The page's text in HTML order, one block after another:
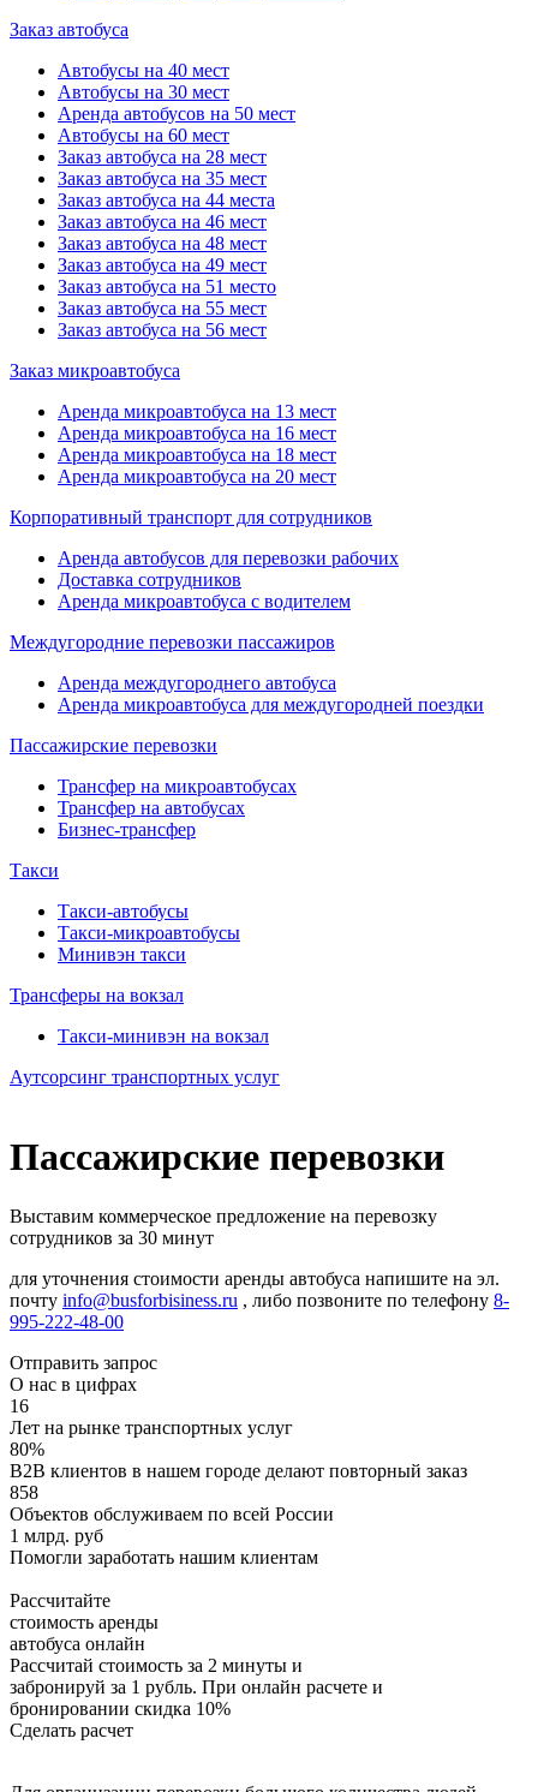
Заказ автобуса
Автобусы на 40 мест
Автобусы на 30 мест
Аренда автобусов на 50 мест
Автобусы на 60 мест
Заказ автобуса на 28 мест
Заказ автобуса на 35 мест
Заказ автобуса на 44 места
Заказ автобуса на 46 мест
Заказ автобуса на 48 мест
Заказ автобуса на 49 мест
Заказ автобуса на 51 место
Заказ автобуса на 55 мест
Заказ автобуса на 56 мест
Заказ микроавтобуса
Аренда микроавтобуса на 13 мест
Аренда микроавтобуса на 16 мест
Аренда микроавтобуса на 18 мест
Аренда микроавтобуса на 20 мест
Корпоративный транспорт для сотрудников
Аренда автобусов для перевозки рабочих
Доставка сотрудников
Аренда микроавтобуса с водителем
Междугородние перевозки пассажиров
Аренда междугороднего автобуса
Аренда микроавтобуса для междугородней поездки
Пассажирские перевозки
Трансфер на микроавтобусах
Трансфер на автобусах
Бизнес-трансфер
Такси
Такси-автобусы
Такси-микроавтобусы
Минивэн такси
Трансферы на вокзал
Такси-минивэн на вокзал
Аутсорсинг транспортных услуг
Пассажирские перевозки
Выставим коммерческое предложение на перевозку
сотрудников за 30 минут
для уточнения стоимости аренды автобуса напишите на эл.
почту info@busforbisiness.ru , либо позвоните по телефону 8-
995-222-48-00
Отправить запрос
О нас в цифрах
16
Лет на рынке транспортных услуг
80%
B2B клиентов в нашем городе делают повторный заказ
858
Объектов обслуживаем по всей России
1 млрд. руб
Помогли заработать нашим клиентам
Рассчитайте
стоимость аренды
автобуса онлайн
Рассчитай стоимость за 2 минуты и
забронируй за 1 рубль. При онлайн расчете и
бронировании скидка 10%
Сделать расчет